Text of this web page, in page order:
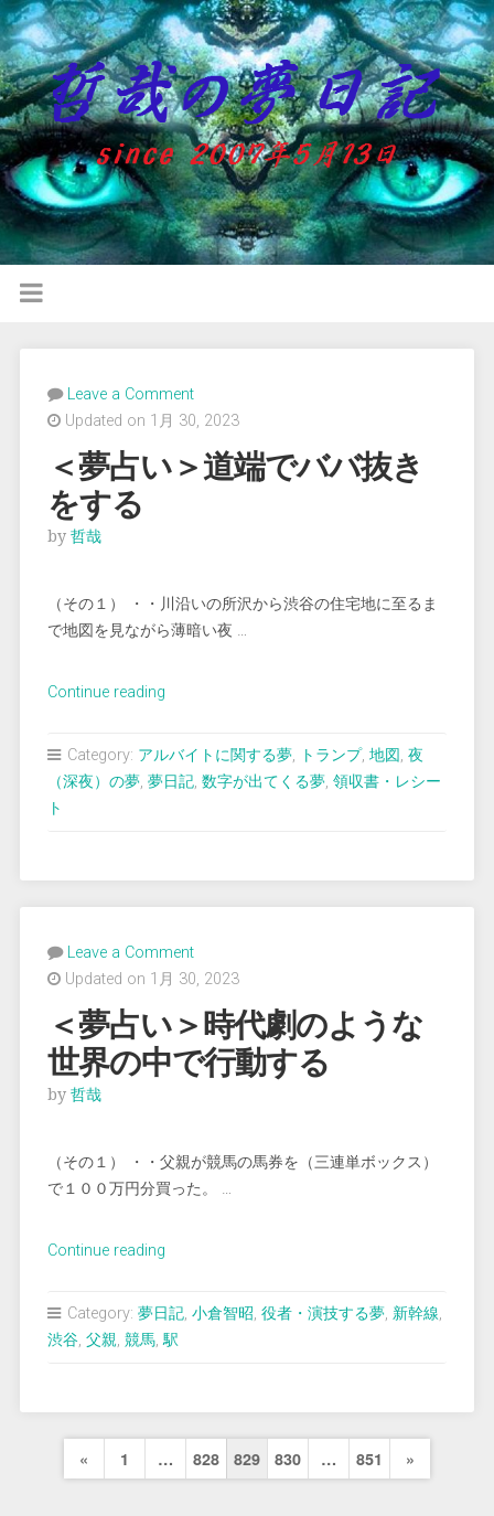
Leave a Comment
Updated on 1月 30, 2023
＜夢占い＞道端でババ抜き
をする
by 哲哉
（その１） ・・川沿いの所沢から渋谷の住宅地に至るま
で地図を見ながら薄暗い夜 …
Continue reading“＜
い
で
バ
抜
き
す
る”
Category: アルバイトに関する夢, トランプ, 地図, 夜
（深夜）の夢, 夢日記, 数字が出てくる夢, 領収書・レシー
ト
Leave a Comment
Updated on 1月 30, 2023
＜夢占い＞時代劇のような
世界の中で行動する
by 哲哉
（その１） ・・父親が競馬の馬券を（三連単ボックス）
で１００万円分買った。 …
Continue reading“＜
占
い
代
劇
の
Category: 夢日記, 小倉智昭, 役者・演技する夢, 新幹線,
渋谷, 父親, 競馬,駅
投
Previous
« 1 … 828 829 830 … 851
Next
»